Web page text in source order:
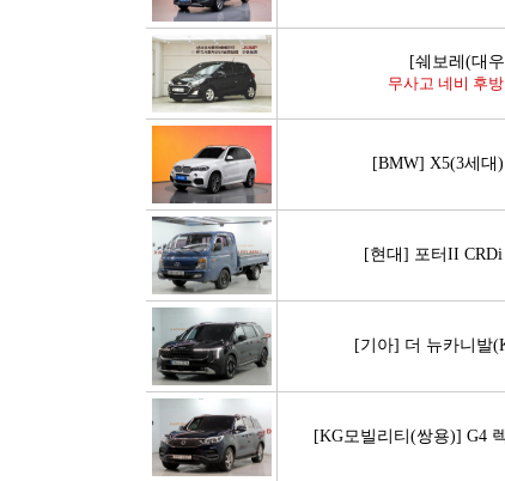
[쉐보레(대
무사고 네비 후
[BMW] X5(3세대
[현대] 포터II
[기아] 더 뉴카니발
[KG모빌리티(쌍용)] G4